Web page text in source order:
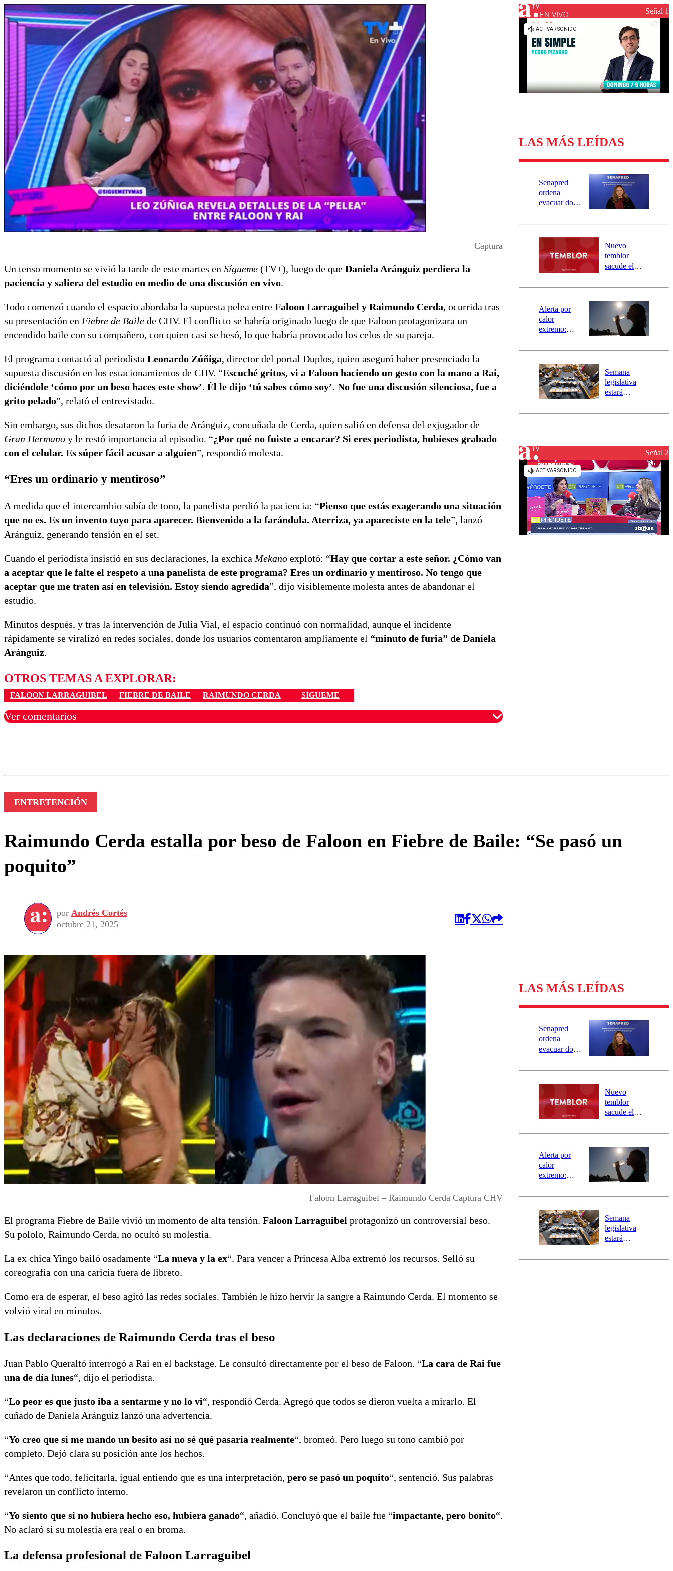
Universidad de Chile
Sustentabilidad
Captura
Un tenso momento se vivió la tarde de este martes en Sígueme (TV+), luego de que Daniela Aránguiz perdiera la
paciencia y saliera del estudio en medio de una discusión en vivo.
Todo comenzó cuando el espacio abordaba la supuesta pelea entre Faloon Larraguibel y Raimundo Cerda, ocurrida tras
su presentación en Fiebre de Baile de CHV. El conflicto se habría originado luego de que Faloon protagonizara un
encendido baile con su compañero, con quien casi se besó, lo que habría provocado los celos de su pareja.
El programa contactó al periodista Leonardo Zúñiga, director del portal Duplos, quien aseguró haber presenciado la
supuesta discusión en los estacionamientos de CHV. “Escuché gritos, vi a Faloon haciendo un gesto con la mano a Rai,
diciéndole ‘cómo por un beso haces este show’. Él le dijo ‘tú sabes cómo soy’. No fue una discusión silenciosa, fue a
grito pelado”, relató el entrevistado.
Sin embargo, sus dichos desataron la furia de Aránguiz, concuñada de Cerda, quien salió en defensa del exjugador de
Gran Hermano y le restó importancia al episodio. “¿Por qué no fuiste a encarar? Si eres periodista, hubieses grabado
con el celular. Es súper fácil acusar a alguien”, respondió molesta.
“Eres un ordinario y mentiroso”
A medida que el intercambio subía de tono, la panelista perdió la paciencia: “Pienso que estás exagerando una situación
que no es. Es un invento tuyo para aparecer. Bienvenido a la farándula. Aterriza, ya apareciste en la tele”, lanzó
Aránguiz, generando tensión en el set.
Cuando el periodista insistió en sus declaraciones, la exchica Mekano explotó: “Hay que cortar a este señor. ¿Cómo van
a aceptar que le falte el respeto a una panelista de este programa? Eres un ordinario y mentiroso. No tengo que
aceptar que me traten así en televisión. Estoy siendo agredida”, dijo visiblemente molesta antes de abandonar el
estudio.
Minutos después, y tras la intervención de Julia Vial, el espacio continuó con normalidad, aunque el incidente
rápidamente se viralizó en redes sociales, donde los usuarios comentaron ampliamente el “minuto de furia” de Daniela
Aránguiz.
OTROS TEMAS A EXPLORAR:
FALOON LARRAGUIBEL FIEBRE DE BAILE RAIMUNDO CERDA SÍGUEME
Ver comentarios
EN VIVO Señal 1
LAS MÁS LEÍDAS
Senapred
ordena
evacuar dos
Carahue por
río Damas:
activa
mensajería
SAE
Nuevo
temblor
sacude el
revisa la
epicentro
Alerta por
calor
extremo:
activa Alerta
Preventiva en
tres comunas
Semana
legislativa
estará
el fin de la
reconstrucciónSeñal 2
ENTRETENCIÓN
Raimundo Cerda estalla por beso de Faloon en Fiebre de Baile: “Se pasó un
poquito”
por Andrés Cortés
octubre 21, 2025
Faloon Larraguibel – Raimundo Cerda Captura CHV
El programa Fiebre de Baile vivió un momento de alta tensión. Faloon Larraguibel protagonizó un controversial beso.
Su pololo, Raimundo Cerda, no ocultó su molestia.
La ex chica Yingo bailó osadamente “La nueva y la ex“. Para vencer a Princesa Alba extremó los recursos. Selló su
coreografía con una caricia fuera de libreto.
Como era de esperar, el beso agitó las redes sociales. También le hizo hervir la sangre a Raimundo Cerda. El momento se
volvió viral en minutos.
Las declaraciones de Raimundo Cerda tras el beso
Juan Pablo Queraltó interrogó a Rai en el backstage. Le consultó directamente por el beso de Faloon. “La cara de Rai fue
una de día lunes“, dijo el periodista.
“Lo peor es que justo iba a sentarme y no lo vi“, respondió Cerda. Agregó que todos se dieron vuelta a mirarlo. El
cuñado de Daniela Aránguiz lanzó una advertencia.
“Yo creo que si me mando un besito así no sé qué pasaría realmente“, bromeó. Pero luego su tono cambió por
completo. Dejó clara su posición ante los hechos.
“Antes que todo, felicitarla, igual entiendo que es una interpretación, pero se pasó un poquito“, sentenció. Sus palabras
revelaron un conflicto interno.
“Yo siento que si no hubiera hecho eso, hubiera ganado“, añadió. Concluyó que el baile fue “impactante, pero bonito“.
No aclaró si su molestia era real o en broma.
La defensa profesional de Faloon Larraguibel
LAS MÁS LEÍDAS
Senapred
ordena
evacuar dos
Carahue por
río Damas:
activa
mensajería
SAE
Nuevo
temblor
sacude el
revisa la
epicentro
Alerta por
calor
extremo:
activa Alerta
Preventiva en
tres comunas
Semana
legislativa
estará
el fin de la